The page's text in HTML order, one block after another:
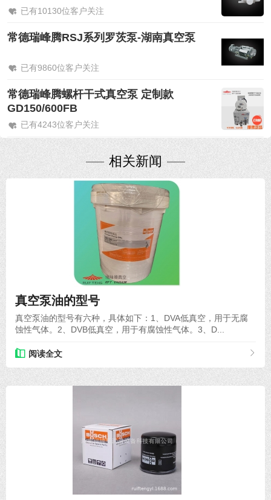
已有10130位客户关注
常德瑞峰腾RSJ系列罗茨泵-湖南真空泵
已有9860位客户关注
常德瑞峰腾螺杆干式真空泵 定制款
GD150/600FB
已有4243位客户关注
相关新闻
真空泵油的型号
真空泵油的型号有六种，具体如下：1、DVA低真空，用于无腐
蚀性气体。2、DVB低真空，用于有腐蚀性气体。3、D...
阅读全文